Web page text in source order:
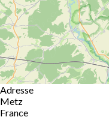
Adresse
Metz
France